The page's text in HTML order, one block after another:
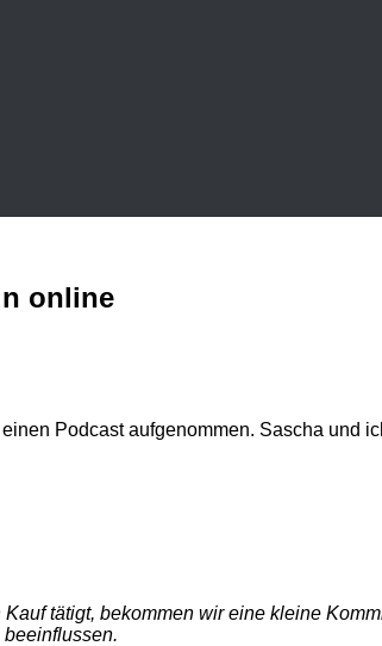
online
Podcast aufgenommen. Sascha und
tätigt, bekommen wir eine kleine